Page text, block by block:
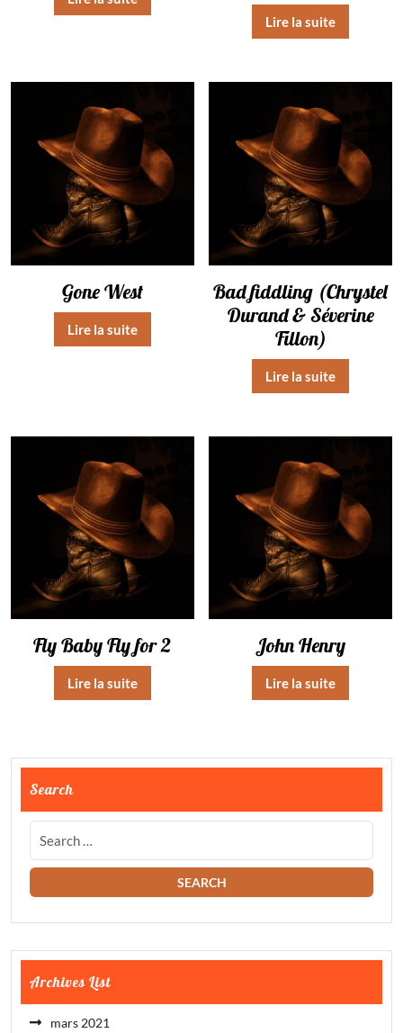
Lire la suite
Gone West
Lire la suite
Bad fiddling (Chrystel
Durand & Séverine
Fillon)
Lire la suite
Fly Baby Fly for 2
Lire la suite
John Henry
Lire la suite
Search
Archives List
mars 2021